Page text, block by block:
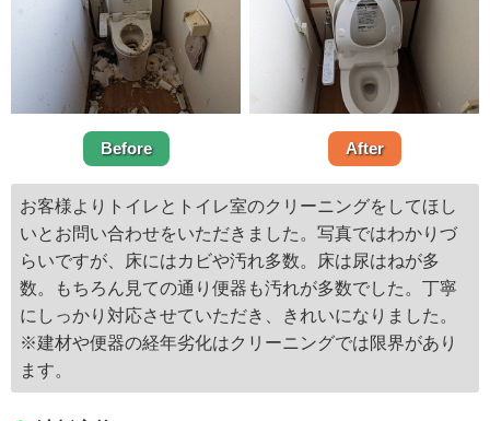
Before After
お客様よりトイレとトイレ室のクリーニングをしてほし
いとお問い合わせをいただきました。写真ではわかりづ
らいですが、床にはカビや汚れ多数。床は尿はねが多
数。もちろん見ての通り便器も汚れが多数でした。丁寧
にしっかり対応させていただき、きれいになりました。
※建材や便器の経年劣化はクリーニングでは限界があり
ます。